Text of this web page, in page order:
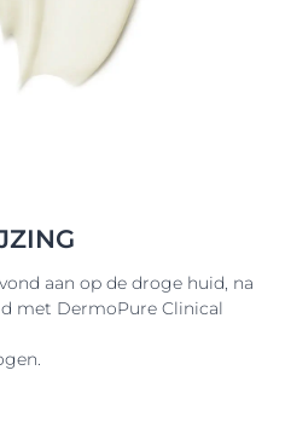
aan op de droge huid, na
met DermoPure Clinical